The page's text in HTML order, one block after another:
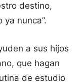
destino,
nunca”.
a sus hijos
que hagan
de estudio